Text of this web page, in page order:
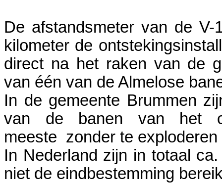
De afstandsmeter van de
kilometer de
direct na het raken van de
van één van de Almelose
In de gemeente Brummen
van de banen van het
meeste zonder te
In Nederland zijn in totaal
niet de eindbestemming